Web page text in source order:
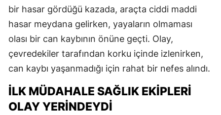
bir hasar gördüğü kazada, araçta ciddi maddi
hasar meydana gelirken, yayaların olmaması
olası bir can kaybının önüne geçti. Olay,
çevredekiler tarafından korku içinde izlenirken,
can kaybı yaşanmadığı için rahat bir nefes alındı.
İLK MÜDAHALE SAĞLIK EKIPLERI
OLAY YERINDEYDI